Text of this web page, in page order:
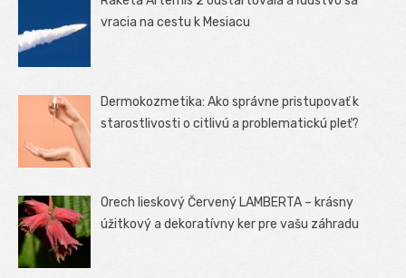
vracia na cestu k Mesiacu
Dermokozmetika: Ako správne pristupovať k
starostlivosti o citlivú a problematickú pleť?
Orech lieskový Červený LAMBERTA – krásny
úžitkový a dekoratívny ker pre vašu záhradu